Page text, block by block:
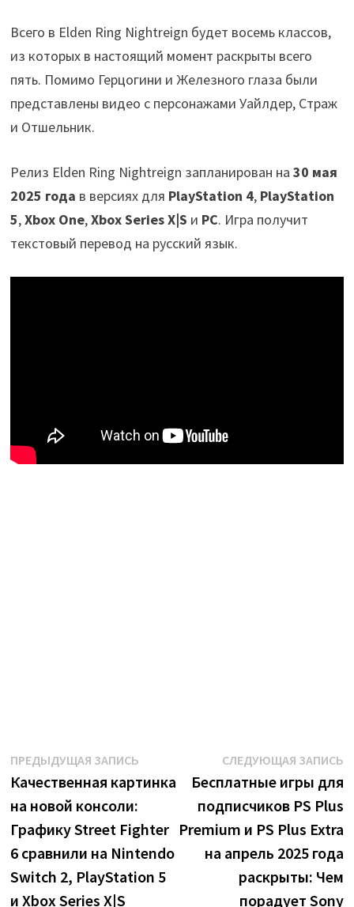
Всего в Elden Ring Nightreign будет восемь классов,
из которых в настоящий момент раскрыты всего
пять. Помимо Герцогини и Железного глаза были
представлены видео с персонажами Уайлдер, Страж
и Отшельник.
Релиз Elden Ring Nightreign запланирован на 30 мая
2025 года в версиях для PlayStation 4, PlayStation
5,Xbox One,Xbox Series X|S и PC. Игра получит
текстовый перевод на русский язык.
Навигация
по
записям
ПРЕДЫДУЩАЯ ЗАПИСЬПредыдущая
запись:
Качественная картинка
на новой консоли:
Графику Street Fighter
6 сравнили на Nintendo
Switch 2, PlayStation 5
и Xbox Series X|S
СЛЕДУЮЩАЯ ЗАПИСЬ
Бесплатные игры для
подписчиков PS Plus
Premium и PS Plus Extra
на апрель 2025 года
раскрыты: Чем
порадует Sony